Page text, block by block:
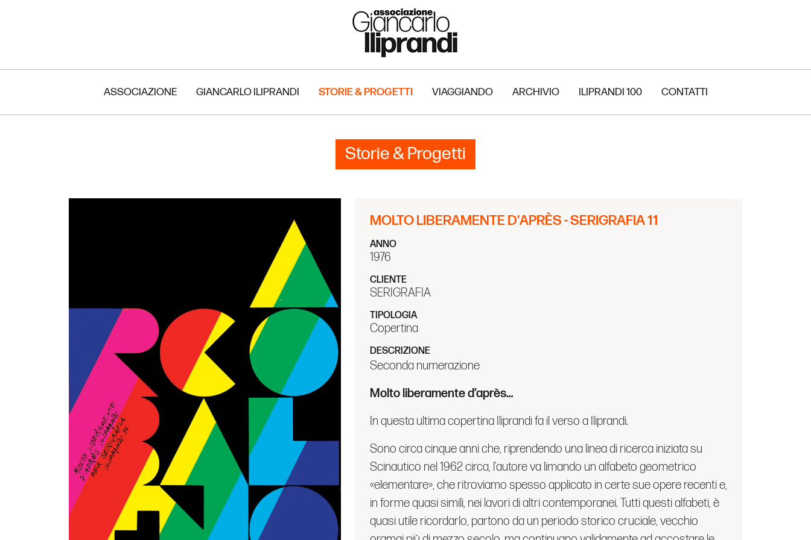
ASSOCIAZIONE GIANCARLO ILIPRANDI STORIE & PROGETTI VIAGGIANDO ARCHIVIO ILIPRANDI 100 CONTATTI
Storie & Progetti
MOLTO LIBERAMENTE D'APRÈS - SERIGRAFIA 11
ANNO
1976
CLIENTE
SERIGRAFIA
TIPOLOGIA
Copertina
DESCRIZIONE
Seconda numerazione
Molto liberamente d’après…
In questa ultima copertina Iliprandi fa il verso a Iliprandi.
Sono circa cinque anni che, riprendendo una linea di ricerca iniziata su
Scinautico nel 1962 circa, l’autore va limando un alfabeto geometrico
«elementare», che ritroviamo spesso applicato in certe sue opere recenti e,
in forme quasi simili, nei lavori di altri contemporanei. Tutti questi alfabeti, è
quasi utile ricordarlo, partono da un periodo storico cruciale, vecchio